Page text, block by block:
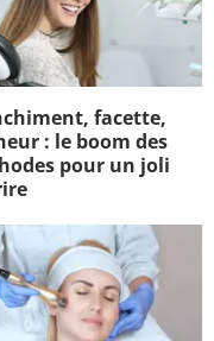
facette,
: le boom des
pour un joli